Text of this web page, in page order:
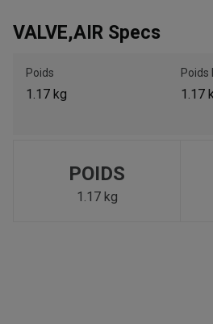
navigation supérieur pour rechercher
VALVE,AIR Specs
Poids
1.17 kg
Poids
1.17
POIDS
1.17 kg